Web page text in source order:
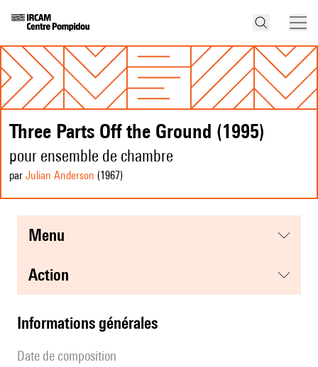
Three Parts Off the Ground (1995)
pour ensemble de chambre
par Julian Anderson (1967)
menu
action
informations générales
date de composition